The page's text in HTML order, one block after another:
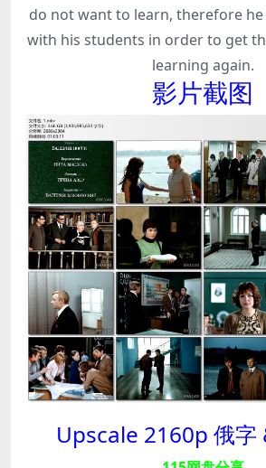
do not want to learn, therefore
with his students in order to get
learning again.
影片截图
Upscale 2160p 俄字